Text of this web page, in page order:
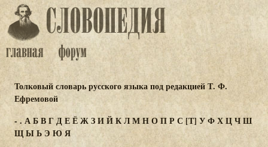
Толковый словарь русского языка под редакцией Т. Ф.
Ефремовой
- . АБВГДЕЁЖЗИЙКЛМНОПР С [Т] УФХЦЧШ
ЩЫЬЭ ЮЯ